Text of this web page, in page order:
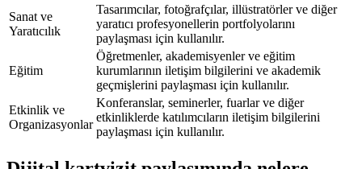
Sanat ve
Yaratıcılık
Tasarımcılar, fotoğrafçılar, illüstratörler ve diğer
yaratıcı profesyonellerin portfolyolarını
paylaşması için kullanılır.
Eğitim
Öğretmenler, akademisyenler ve eğitim
kurumlarının iletişim bilgilerini ve akademik
geçmişlerini paylaşması için kullanılır.
Etkinlik ve
Organizasyonlar
Konferanslar, seminerler, fuarlar ve diğer
etkinliklerde katılımcıların iletişim bilgilerini
paylaşması için kullanılır.